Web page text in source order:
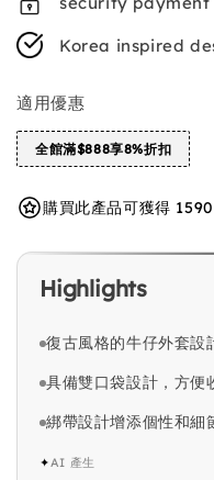
Korea inspired
適用優惠
全館滿$888享8%折扣
購買此產品可獲得
Highlights
復古風格的牛仔外套設
具備雙口袋設計，方便
綁帶設計增添個性和細
✦AI 產生